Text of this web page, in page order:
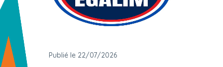
Publié le 22/07/2026